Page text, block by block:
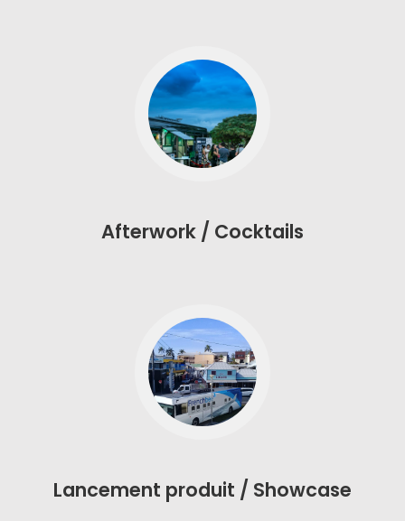
Afterwork / Cocktails
Lancement produit / Showcase